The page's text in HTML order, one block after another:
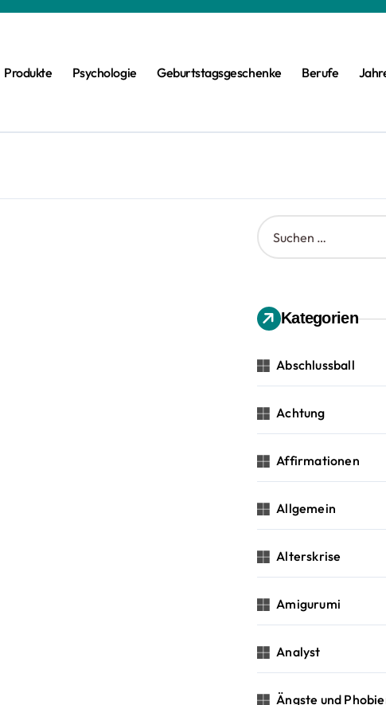
Produkte Psychologie Geburtstagsgeschenke Berufe
S
u
n
n
c
Kategorien
Abschlussball
Achtung
Affirmationen
Allgemein
Alterskrise
Amigurumi
Analyst
Ängste und